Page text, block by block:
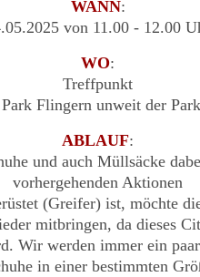
WANN:
von 11.00 - 12.00
WO:
Treffpunkt
Flingern unweit der
ABLAUF:
und auch Müllsäcke
vorhergehenden Aktionen
(Greifer) ist, möchte
mitbringen, da dieses
Wir werden immer ein
in einer bestimmten